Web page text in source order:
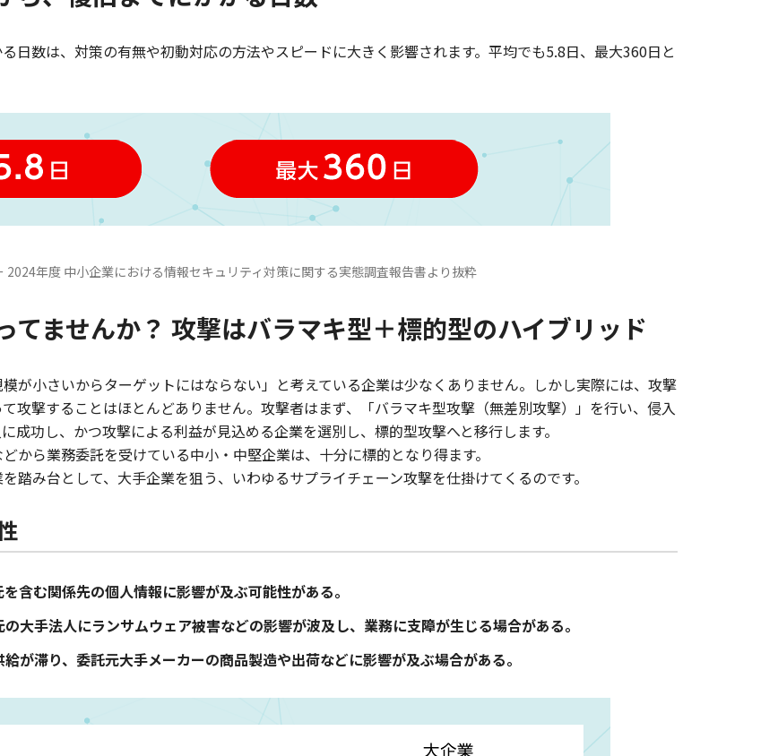
日数は、対策の有無や初動対応の方法やスピードに大きく影響されます。平均でも5.8日、最大360日と
年度 中小企業における情報セキュリティ対策に関する実態調査報告書より抜粋
てませんか？ 攻撃はバラマキ型＋標的型のハイブリッド
が小さいからターゲットにはならない」と考えている企業は少なくありません。しかし実際には、攻撃
攻撃することはほとんどありません。攻撃者はまず、「バラマキ型攻撃（無差別攻撃）」を行い、侵入
成功し、かつ攻撃による利益が見込める企業を選別し、標的型攻撃へと移行します。
から業務委託を受けている中小・中堅企業は、十分に標的となり得ます。
踏み台として、大手企業を狙う、いわゆるサプライチェーン攻撃を仕掛けてくるのです。
含む関係先の個人情報に影響が及ぶ可能性がある。
大手法人にランサムウェア被害などの影響が波及し、業務に支障が生じる場合がある。
が滞り、委託元大手メーカーの商品製造や出荷などに影響が及ぶ場合がある。